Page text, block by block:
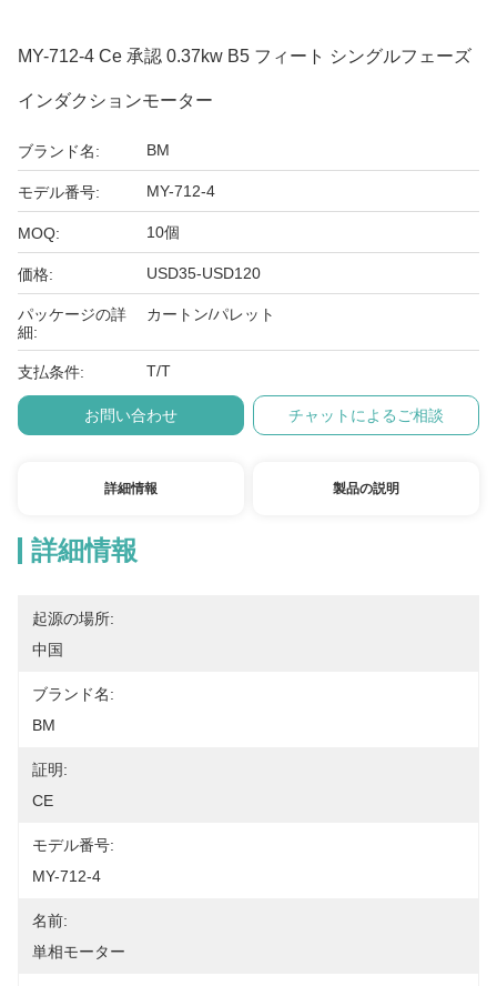
MY-712-4 Ce 承認 0.37kw B5 フィート シングルフェーズ
インダクションモーター
ブランド名: BM
モデル番号: MY-712-4
MOQ: 10個
価格: USD35-USD120
パッケージの詳
細:
カートン/パレット
支払条件: T/T
お問い合わせ チャットによるご相談
詳細情報 製品の説明
詳細情報
起源の場所:
中国
ブランド名:
BM
証明:
CE
モデル番号:
MY-712-4
名前:
単相モーター